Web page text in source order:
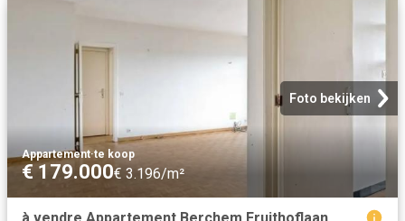
Foto bekijken
Appartement·te koop
€ 179.000€ 3.196/m²
à vendre Appartement Berchem Fruithoflaan